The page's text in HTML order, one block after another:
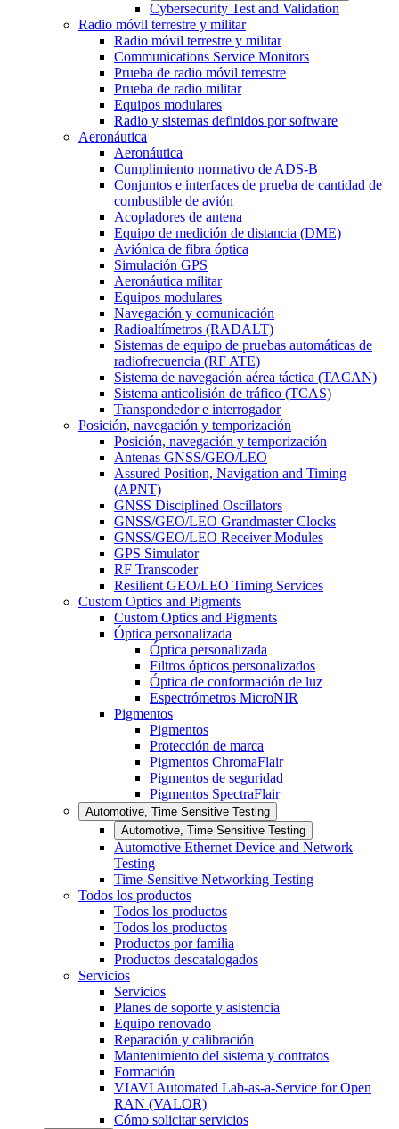
Cybersecurity Test and Validation
Radio móvil terrestre y militar
Radio móvil terrestre y militar
Communications Service Monitors
Prueba de radio móvil terrestre
Prueba de radio militar
Equipos modulares
Radio y sistemas definidos por software
Aeronáutica
Aeronáutica
Cumplimiento normativo de ADS-B
Conjuntos e interfaces de prueba de cantidad de
combustible de avión
Acopladores de antena
Equipo de medición de distancia (DME)
Aviónica de fibra óptica
Simulación GPS
Aeronáutica militar
Equipos modulares
Navegación y comunicación
Radioaltímetros (RADALT)
Sistemas de equipo de pruebas automáticas de
radiofrecuencia (RF ATE)
Sistema de navegación aérea táctica (TACAN)
Sistema anticolisión de tráfico (TCAS)
Transpondedor e interrogador
Posición, navegación y temporización
Posición, navegación y temporización
Antenas GNSS/GEO/LEO
Assured Position, Navigation and Timing
(APNT)
GNSS Disciplined Oscillators
GNSS/GEO/LEO Grandmaster Clocks
GNSS/GEO/LEO Receiver Modules
GPS Simulator
RF Transcoder
Resilient GEO/LEO Timing Services
Custom Optics and Pigments
Custom Optics and Pigments
Óptica personalizada
Óptica personalizada
Filtros ópticos personalizados
Óptica de conformación de luz
Espectrómetros MicroNIR
Pigmentos
Pigmentos
Protección de marca
Pigmentos ChromaFlair
Pigmentos de seguridad
Pigmentos SpectraFlair
Automotive, Time Sensitive Testing
Automotive, Time Sensitive Testing
Automotive Ethernet Device and Network
Testing
Time-Sensitive Networking Testing
Todos los productos
Todos los productos
Todos los productos
Productos por familia
Productos descatalogados
Servicios
Servicios
Planes de soporte y asistencia
Equipo renovado
Reparación y calibración
Mantenimiento del sistema y contratos
Formación
VIAVI Automated Lab-as-a-Service for Open
RAN (VALOR)
Cómo solicitar servicios